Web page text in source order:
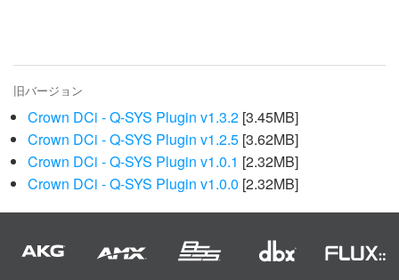
旧バージョン
Crown DCi - Q-SYS Plugin v1.3.2 [3.45MB]
Crown DCi - Q-SYS Plugin v1.2.5 [3.62MB]
Crown DCi - Q-SYS Plugin v1.0.1 [2.32MB]
Crown DCi - Q-SYS Plugin v1.0.0 [2.32MB]